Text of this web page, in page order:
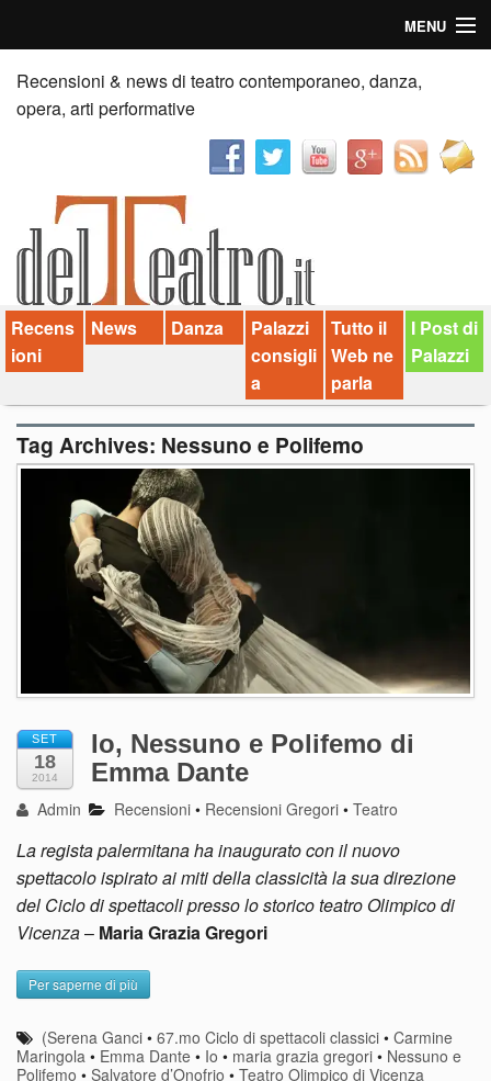
MENU
Home
Recensioni
News
Palazzi consiglia
Video
Chi siamo
Contatti
Recensioni & news di teatro contemporaneo, danza,
opera, arti performative
Recens
ioni
News Danza
Palazzi
consigli
a
Tutto il
Web ne
parla
I Post di
Palazzi
Tag Archives: Nessuno e Polifemo
SET
18
2014
Io, Nessuno e Polifemo di
Emma Dante
Admin Recensioni • Recensioni Gregori •Teatro
La regista palermitana ha inaugurato con il nuovo
spettacolo ispirato ai miti della classicità la sua direzione
del Ciclo di spettacoli presso lo storico teatro Olimpico di
Vicenza– Maria Grazia Gregori
Per saperne di più
(Serena Ganci •67.mo Ciclo di spettacoli classici •Carmine
Maringola • Emma Dante • Io • maria grazia gregori • Nessuno e
Polifemo • Salvatore d’Onofrio • Teatro Olimpico di Vicenza